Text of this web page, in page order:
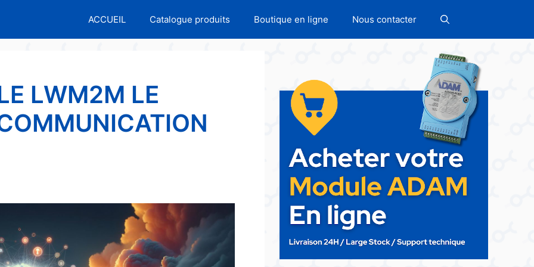
ACCUEIL Catalogue produits Boutique en ligne Nous contacter
LWM2M LE